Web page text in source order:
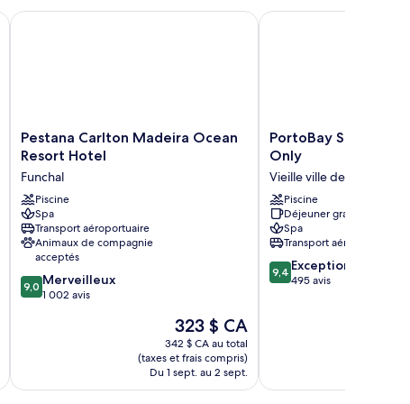
Pestana
Carlton
Ocean
Resort
Hotel
Funchal
Pestana Carlton Madeira Ocean
Resort Hotel
Funchal
Piscine
Spa
Transport aéroportuaire
Animaux de compagnie
acceptés
9.0
sur
9,0 Merveilleux
1 002 avis
Le
prix
est
de
323 $ CA
323 $ CA
342 $ CA au total
(taxes et frais compris)
Du 1 sept. au 2 sept.
Pestana Carlton Madeira Ocean Resort Hotel
PortoBay
Santa
Maria,
Adults
Only
Vieille
ville
de
Funchal
PortoBay Santa
Only
Vieille ville de Funchal
Piscine
Déjeuner gratuit
Spa
Transport aéroportuaire
9.4
sur
9,4 Exceptionnel
495 avis
PortoBay Santa Maria,